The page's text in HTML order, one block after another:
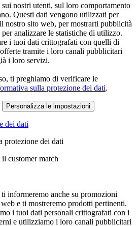
nostri utenti, sul loro comportamento
Questi dati vengono utilizzati per
nostro sito web, per mostrarti pubblicità
analizzare le statistiche di utilizzo.
i tuoi dati crittografati con quelli di
tramite i loro canali pubblicitari
i loro servizi.
ti preghiamo di verificare le
sulla protezione dei dati.
Personalizza le impostazioni
dei dati
protezione dei dati
customer match
informeremo anche su promozioni
e ti mostreremo prodotti pertinenti.
i tuoi dati personali crittografati con i
e utilizziamo i loro canali pubblicitari